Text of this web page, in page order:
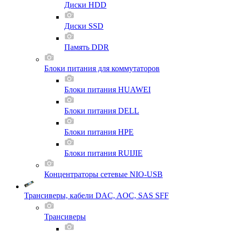
Диски HDD
Диски SSD
Память DDR
Блоки питания для коммутаторов
Блоки питания HUAWEI
Блоки питания DELL
Блоки питания HPE
Блоки питания RUIJIE
Концентраторы сетевые NIO-USB
Трансиверы, кабели DAC, AOC, SAS SFF
Трансиверы